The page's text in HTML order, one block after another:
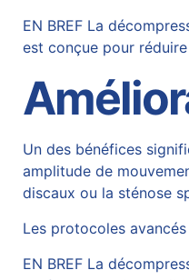
EN BREF La
est conçue pour
Un des bénéfices
amplitude de
discaux ou la sténose
Les protocoles
EN BREF La